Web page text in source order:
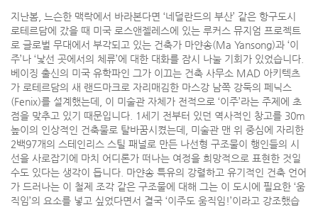
지난봄, 느슨한 맥락에서 바라본다면 ‘네덜란드의 부산’ 같은 항구도시
로테르담에 갔을 때 미국 로스앤젤레스에 있는 루커스 뮤지엄 프로젝트
로 글로벌 무대에서 부각되고 있는 건축가 마얀송(Ma Yansong)과 ‘이
주’나 ‘낯선 곳에서의 체류’에 대한 대화를 잠시 나눌 기회가 있었습니다.
베이징 출신의 미국 유학파인 그가 이끄는 건축 사무소 MAD 아키텍츠
가 로테르담의 새 랜드마크로 자리매김한 마스강 남쪽 강둑의 페닉스
(Fenix)를 설계했는데, 이 미술관 자체가 전적으로 ‘이주’라는 주제에 초
점을 맞추고 있기 때문입니다. 1세기 전부터 있던 역사적인 창고를 30m
높이의 인상적인 건축물로 탈바꿈시켰는데, 미술관 맨 위 중심에 자리한
2백97개의 스테인리스 스틸 패널로 만든 나선형 구조물이 행인들의 시
선을 사로잡기에 마치 어디론가 떠나는 여정을 희망적으로 표현한 것일
수도 있다는 생각이 듭니다. 마얀송 특유의 강렬하고 유기적인 건축 언어
가 드러나는 이 철제 조각 같은 구조물에 대해 그는 이 도시에 필요한 ‘움
직임’의 요소를 넣고 싶었다면서 결국 ‘이주도 움직임!’이라고 강조했습